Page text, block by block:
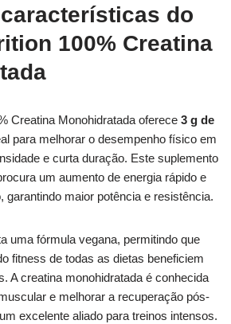
do
100% Creatina
Creatina Monohidratada oferece 3 g de
para melhorar o desempenho físico em
e curta duração. Este suplemento
um aumento de energia rápido e
garantindo maior potência e resistência.
uma fórmula vegana, permitindo que
fitness de todas as dietas beneficiem
A creatina monohidratada é conhecida
e melhorar a recuperação pós-
excelente aliado para treinos intensos.